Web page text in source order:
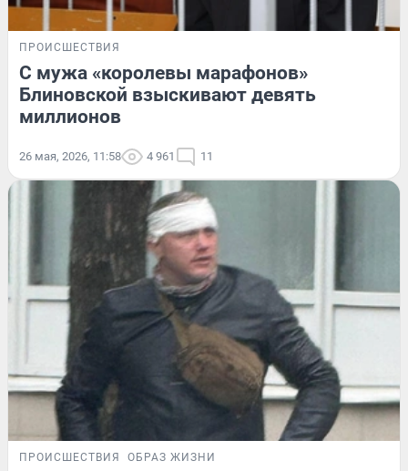
ПРОИСШЕСТВИЯ
С мужа «королевы марафонов»
Блиновской взыскивают девять
миллионов
26 мая, 2026, 11:58 4 961 11
ПРОИСШЕСТВИЯ ОБРАЗ ЖИЗНИ